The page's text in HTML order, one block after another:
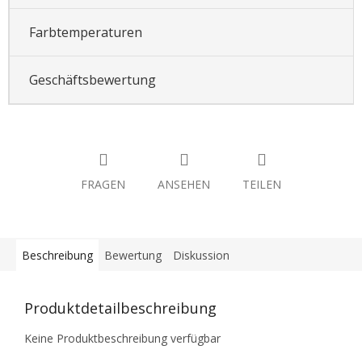
Farbtemperaturen
Geschäftsbewertung
FRAGEN ANSEHEN TEILEN
Beschreibung Bewertung Diskussion
Produktdetailbeschreibung
Keine Produktbeschreibung verfügbar